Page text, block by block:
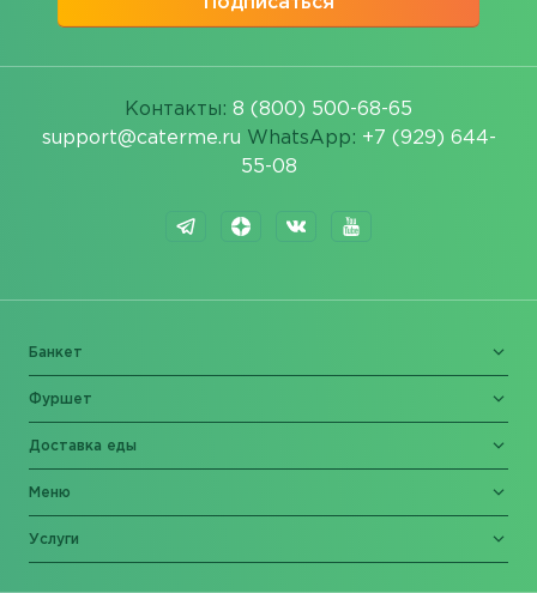
Контакты: 8 (800) 500-68-65
support@caterme.ru WhatsApp: +7 (929) 644-
55-08
Банкет
Фуршет
Доставка еды
Меню
Услуги